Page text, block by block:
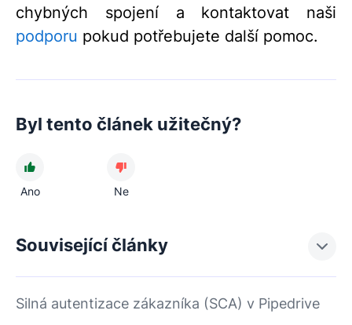
chybných spojení a kontaktovat naši
podporu pokud potřebujete další pomoc.
Byl tento článek užitečný?
Ano Ne
Související články
Silná autentizace zákazníka (SCA) v Pipedrive